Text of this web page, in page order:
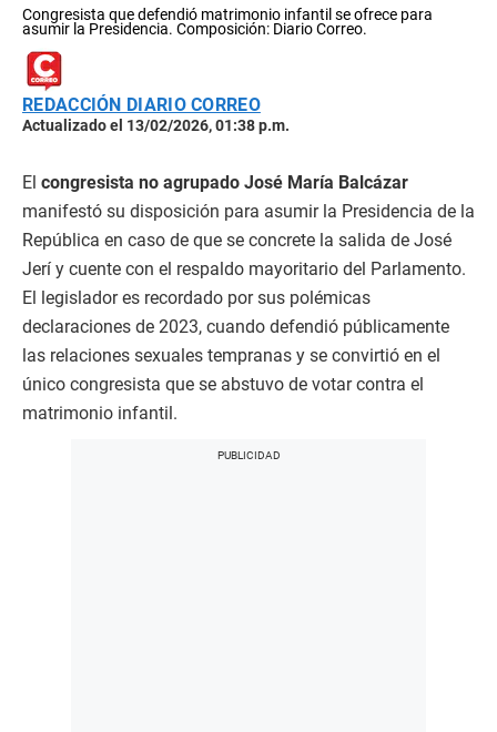
Congresista que defendió matrimonio infantil se ofrece para
asumir la Presidencia. Composición: Diario Correo.
REDACCIÓN DIARIO CORREO
Actualizado el 13/02/2026, 01:38 p.m.
El congresista no agrupado José María Balcázar
manifestó su disposición para asumir la Presidencia de la
República en caso de que se concrete la salida de José
Jerí y cuente con el respaldo mayoritario del Parlamento.
El legislador es recordado por sus polémicas
declaraciones de 2023, cuando defendió públicamente
las relaciones sexuales tempranas y se convirtió en el
único congresista que se abstuvo de votar contra el
matrimonio infantil.